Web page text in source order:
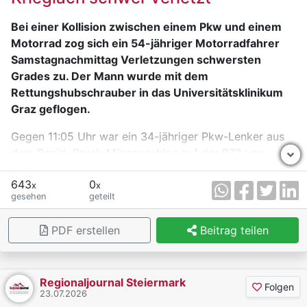
Bei einer Kollision zwischen einem Pkw und einem
Motorrad zog sich ein 54-jähriger Motorradfahrer
Samstagnachmittag Verletzungen schwersten
Grades zu. Der Mann wurde mit dem
Rettungshubschrauber in das Universitätsklinikum
Graz geflogen.
Gegen 11:05 Uhr war ein 34-jähriger Pkw-Lenker aus
dem Bezirk Bruck-Mürzzuschlag auf der B72 von
Krieglach kommend in Fahrtrichtung Ratten
unterwegs. In Alpl beabsichtigte er, nach links in eine
Nebenstraße einzubiegen. Zur selben Zeit fuhr der 54-
jährige Motorradlenker, ebenso aus dem Bezirk Bruck-
Mürzzuschlag, in dieselbe Richtung. Er dürfte versucht
haben, den vor ihm abbiegenden Pkw zu überholen,
woraufhin es im Kreuzungsbereich zur Kollision kam.
Der 54-Jährige wurde über die Motorhaube des Pkw
geschleudert und blieb mit schwersten Verletzungen
643x
gesehen
0x
geteilt
PDF erstellen Beitrag teilen
Regionaljournal Steiermark
23.07.2026
Folgen